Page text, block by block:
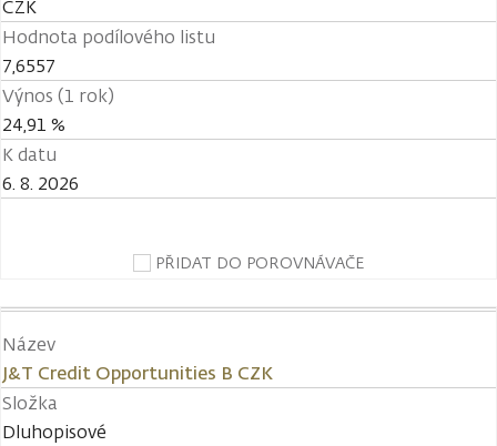
CZK
Hodnota podílového listu
7,6557
Výnos (1 rok)
24,91 %
K datu
6. 8. 2026
PŘIDAT DO POROVNÁVAČE
Název
J&T Credit Opportunities B CZK
Složka
Dluhopisové